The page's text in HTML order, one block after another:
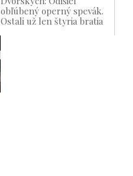
obľúbený operný spevák.
Ostali už len štyria bratia